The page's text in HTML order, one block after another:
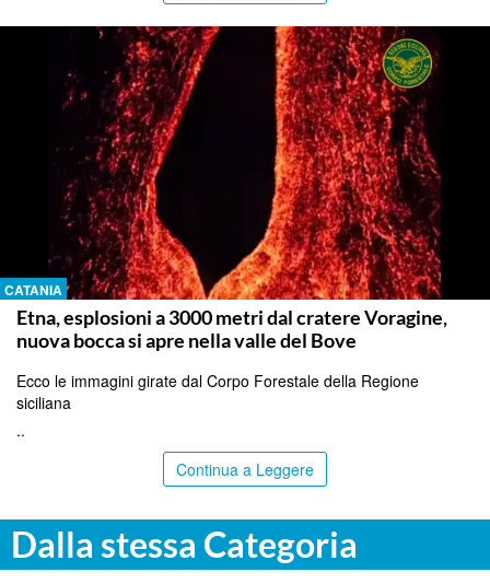
CATANIA
Etna, esplosioni a 3000 metri dal cratere Voragine,
nuova bocca si apre nella valle del Bove
Ecco le immagini girate dal Corpo Forestale della Regione
siciliana
..
Continua a Leggere
Dalla stessa Categoria
PALERMO